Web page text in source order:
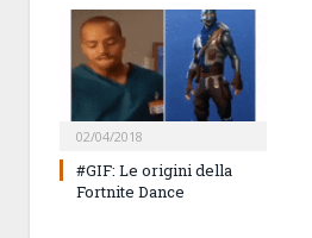
02/04/2018
#GIF: Le origini della
Fortnite Dance